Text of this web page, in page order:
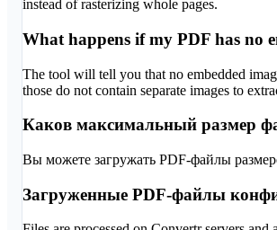
instead of rasterizing whole pages.
What happens if my PDF has no
The tool will tell you that no embedded
those do not contain separate images to
Каков максимальный размер
Вы можете загружать PDF-файлы
Загруженные PDF-файлы